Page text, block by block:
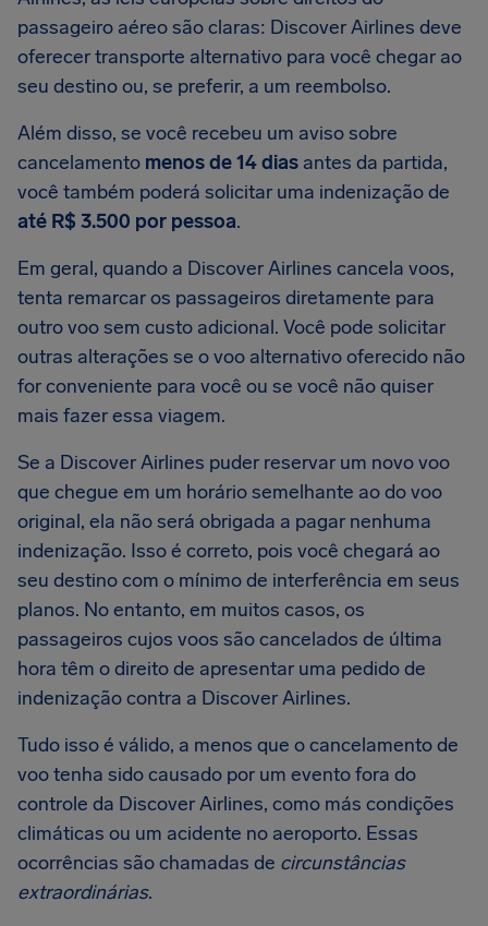
passageiro aéreo são claras: Discover Airlines deve
oferecer transporte alternativo para você chegar ao
seu destino ou, se preferir, a um reembolso.
Além disso, se você recebeu um aviso sobre
cancelamento menos de 14 dias antes da partida,
você também poderá solicitar uma indenização de
até R$ 3.500 por pessoa.
Em geral, quando a Discover Airlines cancela voos,
tenta remarcar os passageiros diretamente para
outro voo sem custo adicional. Você pode solicitar
outras alterações se o voo alternativo oferecido não
for conveniente para você ou se você não quiser
mais fazer essa viagem.
Se a Discover Airlines puder reservar um novo voo
que chegue em um horário semelhante ao do voo
original, ela não será obrigada a pagar nenhuma
indenização. Isso é correto, pois você chegará ao
seu destino com o mínimo de interferência em seus
planos. No entanto, em muitos casos, os
passageiros cujos voos são cancelados de última
hora têm o direito de apresentar uma pedido de
indenização contra a Discover Airlines.
Tudo isso é válido, a menos que o cancelamento de
voo tenha sido causado por um evento fora do
controle da Discover Airlines, como más condições
climáticas ou um acidente no aeroporto. Essas
ocorrências são chamadas de circunstâncias
extraordinárias.